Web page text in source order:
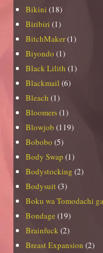
Bikini (18)
Biribiri (1)
BitchMaker(1)
Biyondo (1)
Black Lilith (1)
Blackmail (6)
Bleach (1)
Bloomers(1)
Blowjob (119)
Bobobo (5)
Body Swap (1)
Bodystocking (2)
Bodysuit (3)
Boku wa Tomodachi
Bondage (19)
Brainfuck (2)
Breast Expansion (2)